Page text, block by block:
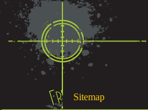
Sitemap